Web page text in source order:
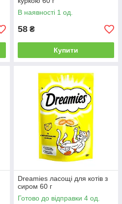
В наявності 1 од.
58 ₴
Купити
Dreamies ласощі для котів з
сиром 60 г
Готово до відправки 4 од.